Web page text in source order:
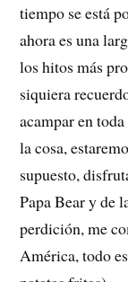
tiempo se está
ahora es una
los hitos más
siquiera
acampar en
la cosa,
supuesto,
Papa Bear y de
perdición, me
América, todo